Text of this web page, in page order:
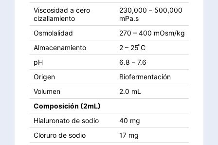
Viscosidad a cero
cizallamiento
230,000 – 500,000
mPa.s
Osmolalidad
270 – 400 mOsm/kg
Almacenamiento
2 – 25 ̊C
pH
6.8 – 7.6
Origen
Biofermentación
Volumen
2.0 mL
Composición (2mL)
Hialuronato de sodio
40 mg
Cloruro de sodio
17 mg